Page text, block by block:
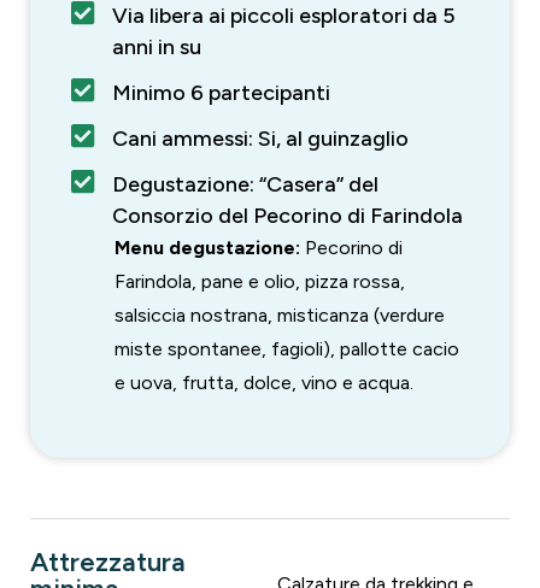
Via libera ai piccoli esploratori da 5
anni in su
Minimo 6 partecipanti
Cani ammessi: Si, al guinzaglio
Degustazione: “Casera” del
Consorzio del Pecorino di Farindola
Menu degustazione: Pecorino di
Farindola, pane e olio, pizza rossa,
salsiccia nostrana, misticanza (verdure
miste spontanee, fagioli), pallotte cacio
e uova, frutta, dolce, vino e acqua.
Attrezzatura